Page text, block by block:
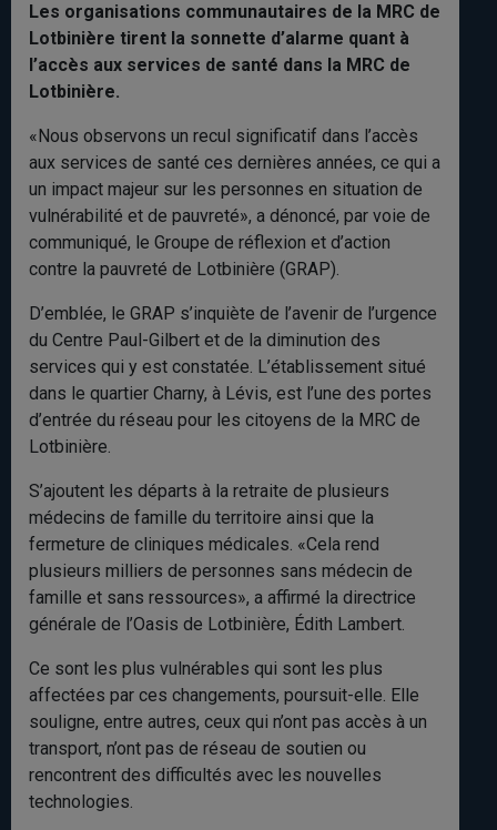
Les organisations communautaires de la MRC de
Lotbinière tirent la sonnette d’alarme quant à
l’accès aux services de santé dans la MRC de
Lotbinière.
«Nous observons un recul significatif dans l’accès
aux services de santé ces dernières années, ce qui a
un impact majeur sur les personnes en situation de
vulnérabilité et de pauvreté», a dénoncé, par voie de
communiqué, le Groupe de réflexion et d’action
contre la pauvreté de Lotbinière (GRAP).
D’emblée, le GRAP s’inquiète de l’avenir de l’urgence
du Centre Paul-Gilbert et de la diminution des
services qui y est constatée. L’établissement situé
dans le quartier Charny, à Lévis, est l’une des portes
d’entrée du réseau pour les citoyens de la MRC de
Lotbinière.
S’ajoutent les départs à la retraite de plusieurs
médecins de famille du territoire ainsi que la
fermeture de cliniques médicales. «Cela rend
plusieurs milliers de personnes sans médecin de
famille et sans ressources», a affirmé la directrice
générale de l’Oasis de Lotbinière, Édith Lambert.
Ce sont les plus vulnérables qui sont les plus
affectées par ces changements, poursuit-elle. Elle
souligne, entre autres, ceux qui n’ont pas accès à un
transport, n’ont pas de réseau de soutien ou
rencontrent des difficultés avec les nouvelles
technologies.